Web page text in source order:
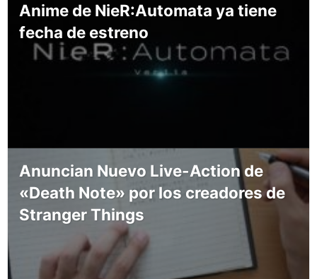
Anime de NieR:Automata ya tiene
fecha de estreno
Anuncian Nuevo Live-Action de
«Death Note» por los creadores de
Stranger Things